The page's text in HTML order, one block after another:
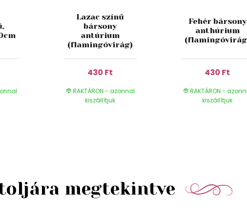
Lazac színű
bársony
antúrium
(flamingóvirág)
430 Ft
RAKTÁRON - azonnal
kiszállítjuk
Fehér bársony
anthúrium
430 Ft
RAKTÁRON -
kiszállítjuk
megtekintve